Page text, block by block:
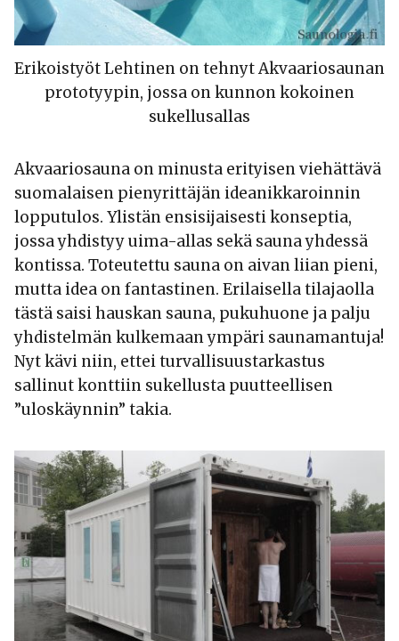
Erikoistyöt Lehtinen on tehnyt Akvaariosaunan
prototyypin, jossa on kunnon kokoinen
sukellusallas
Akvaariosauna on minusta erityisen viehättävä
suomalaisen pienyrittäjän ideanikkaroinnin
lopputulos. Ylistän ensisijaisesti konseptia,
jossa yhdistyy uima-allas sekä sauna yhdessä
kontissa. Toteutettu sauna on aivan liian pieni,
mutta idea on fantastinen. Erilaisella tilajaolla
tästä saisi hauskan sauna, pukuhuone ja palju
yhdistelmän kulkemaan ympäri saunamantuja!
Nyt kävi niin, ettei turvallisuustarkastus
sallinut konttiin sukellusta puutteellisen
”uloskäynnin” takia.